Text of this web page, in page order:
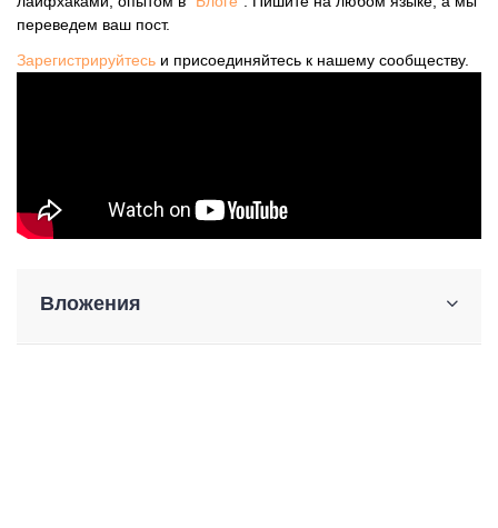
переведем ваш пост.
Зарегистрируйтесь и присоединяйтесь к нашему сообществу.
Вложения